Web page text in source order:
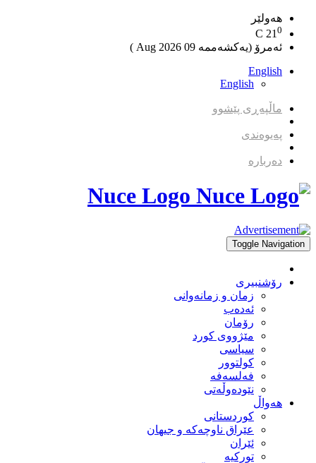
هەولێر
21 0
ئەمرۆ (یەکشەممە 09 2026 Aug )
English
English
ماڵپەڕی پێشوو
پەیوەندی
دەربارە
Nuce Logo
Toggle Navigation
رۆشنبیری
زمان و زمانه‌وانی
ئەدەب
رۆمان
مێژووى کورد
سیاسى
کولتوور
فەلسەفە
نێودەوڵەتی
هەواڵ
کوردستانی
عێراق ناوچەکە و جیهان
ئێران
تورکیە